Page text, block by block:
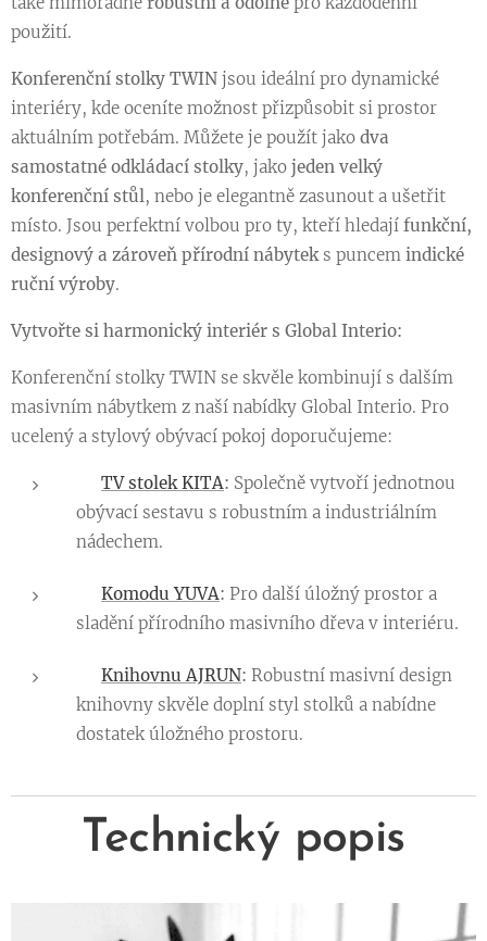
použití.
Konferenční stolky TWIN jsou ideální pro dynamické
interiéry, kde oceníte možnost přizpůsobit si prostor
aktuálním potřebám. Můžete je použít jako dva
samostatné odkládací stolky, jako jeden velký
konferenční stůl, nebo je elegantně zasunout a ušetřit
místo. Jsou perfektní volbou pro ty, kteří hledají funkční,
designový a zároveň přírodní nábyteks puncem indické
ruční výroby.
Vytvořte si harmonický interiér s Global Interio:
Konferenční stolky TWIN se skvěle kombinují s dalším
masivním nábytkem z naší nabídky Global Interio. Pro
ucelený a stylový obývací pokoj doporučujeme:
TV stolek KITA: Společně vytvoří jednotnou
obývací sestavu s robustním a industriálním
nádechem.
Komodu YUVA: Pro další úložný prostor a
sladění přírodního masivního dřeva v interiéru.
Knihovnu AJRUN: Robustní masivní design
knihovny skvěle doplní styl stolků a nabídne
dostatek úložného prostoru.
Technický popis